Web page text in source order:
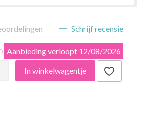
Schrijf recensie
Aanbieding verloopt 12/08/2026
In winkelwagentje